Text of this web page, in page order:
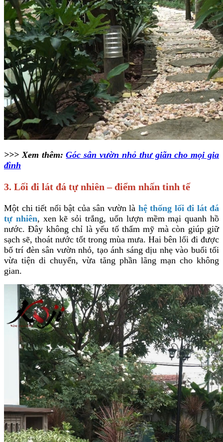
>>> Xem thêm:Góc sân vườn nhỏ thư giãn cho mọi gia
đình
3. Lối đi lát đá tự nhiên – điểm nhấn tinh tế
Một chi tiết nổi bật của sân vườn là hệ thống lối đi lát đá
tự nhiên, xen kẽ sỏi trắng, uốn lượn mềm mại quanh hồ
nước. Đây không chỉ là yếu tố thẩm mỹ mà còn giúp giữ
sạch sẽ, thoát nước tốt trong mùa mưa. Hai bên lối đi được
bố trí đèn sân vườn nhỏ, tạo ánh sáng dịu nhẹ vào buổi tối
vừa tiện di chuyển, vừa tăng phần lãng mạn cho không
gian.